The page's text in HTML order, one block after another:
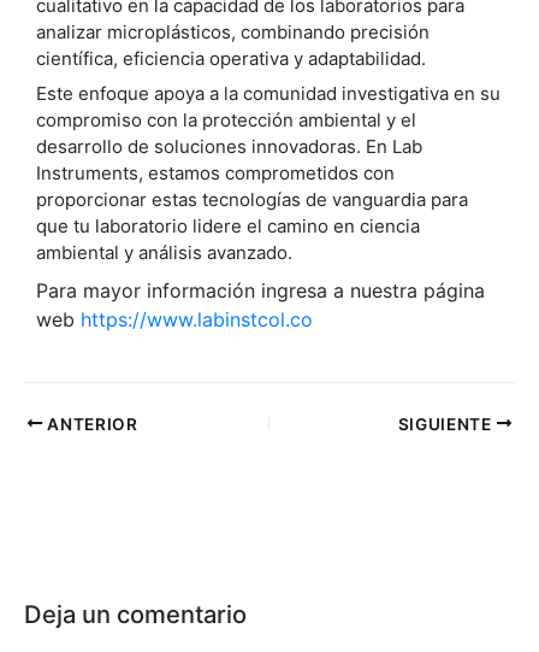
cualitativo en la capacidad de los laboratorios para
analizar microplásticos, combinando precisión
científica, eficiencia operativa y adaptabilidad.
Este enfoque apoya a la comunidad investigativa en su
compromiso con la protección ambiental y el
desarrollo de soluciones innovadoras. En Lab
Instruments, estamos comprometidos con
proporcionar estas tecnologías de vanguardia para
que tu laboratorio lidere el camino en ciencia
ambiental y análisis avanzado.
Para mayor información ingresa a nuestra página
web https://www.labinstcol.co
ANTERIOR SIGUIENTE
Deja un comentario